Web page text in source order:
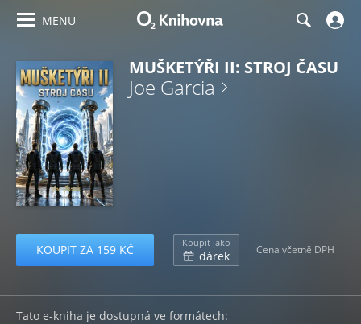
MENU
MUŠKETÝŘI II: STROJ ČASU
Joe Garcia
KOUPIT ZA 159 KČ Koupit jako
dárek Cena včetně DPH
Tato e-kniha je dostupná ve formátech: